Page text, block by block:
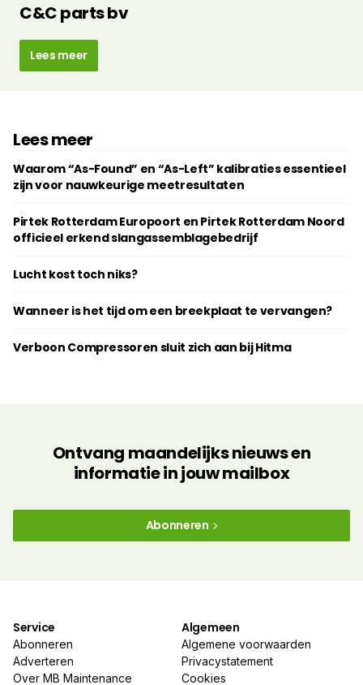
C&C parts bv
Lees meer
Lees meer
Waarom “As-Found” en “As-Left” kalibraties essentieel
zijn voor nauwkeurige meetresultaten
Pirtek Rotterdam Europoort en Pirtek Rotterdam Noord
officieel erkend slangassemblagebedrijf
Lucht kost toch niks?
Wanneer is het tijd om een breekplaat te vervangen?
Verboon Compressoren sluit zich aan bij Hitma
Ontvang maandelijks nieuws en
informatie in jouw mailbox
Abonneren
Service
Abonneren
Adverteren
Over MB Maintenance
Algemeen
Algemene voorwaarden
Privacystatement
Cookies